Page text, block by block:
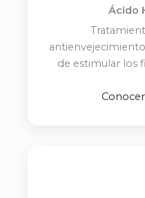
Ácido
de estimular los